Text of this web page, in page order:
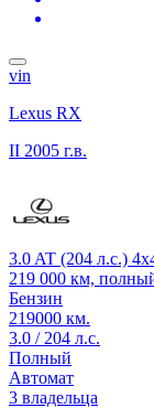
vin
Lexus RX
II 2005 г.в.
3.0 AT (204 л.с.)
219 000 км,
Бензин
219000 км.
3.0 / 204 л.с.
Полный
Автомат
3 владельца